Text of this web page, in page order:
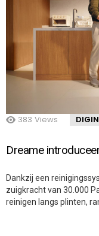
383 Views
Dreame
Dankzij een
zuigkracht van 30.000
reinigen langs plinten,